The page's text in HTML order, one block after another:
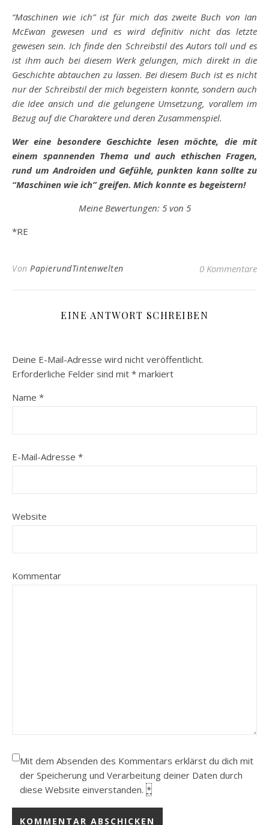
“Maschinen wie ich” ist für mich das zweite Buch von Ian
McEwan gewesen und es wird definitiv nicht das letzte
gewesen sein. Ich finde den Schreibstil des Autors toll und es
ist ihm auch bei diesem Werk gelungen, mich direkt in die
Geschichte abtauchen zu lassen. Bei diesem Buch ist es nicht
nur der Schreibstil der mich begeistern konnte, sondern auch
die Idee ansich und die gelungene Umsetzung, vorallem im
Bezug auf die Charaktere und deren Zusammenspiel.
Wer eine besondere Geschichte lesen möchte, die mit
einem spannenden Thema und auch ethischen Fragen,
rund um Androiden und Gefühle, punkten kann sollte zu
“Maschinen wie ich” greifen. Mich konnte es begeistern!
Meine Bewertungen: 5 von 5
*RE
Von PapierundTintenwelten 0 Kommentare
EINE ANTWORT SCHREIBEN
Deine E-Mail-Adresse wird nicht veröffentlicht.
Erforderliche Felder sind mit * markiert
Name *
E-Mail-Adresse *
Website
Kommentar
Mit dem Absenden des Kommentars erklärst du dich mit
der Speicherung und Verarbeitung deiner Daten durch
diese Website einverstanden. *